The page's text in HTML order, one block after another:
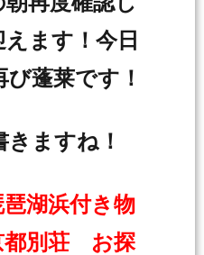
ます！今日
蓬莱です！
ますね！
湖浜付き物
都別荘 お探